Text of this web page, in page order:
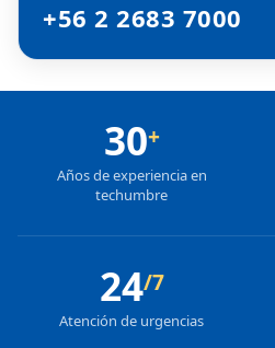
+56 2 2683 7000
30+
Años de experiencia en
techumbre
24/7
Atención de urgencias